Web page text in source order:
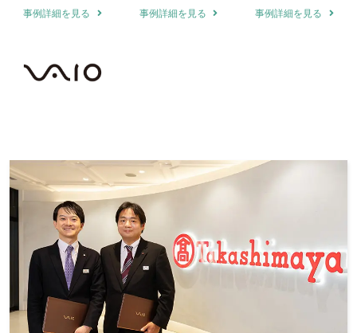
事例詳細を見る 事例詳細を見る 事例詳細を見る